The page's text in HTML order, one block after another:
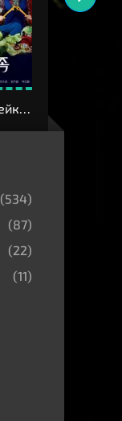
Чумовая семейка: Зомби на продажу
(534)
(87)
(22)
(11)